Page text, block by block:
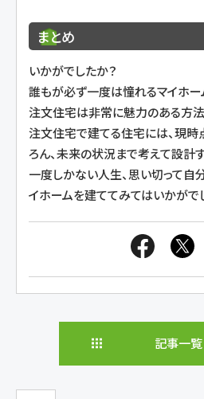
まとめ
いかがでしたか？
誰もが必ず一度は憧れるマイホー
注文住宅は非常に魅力のある方法
注文住宅で建てる住宅には、現時
ろん、未来の状況まで考えて設計
一度しかない人生、思い切って自
イホームを建ててみてはいかがで
記事一覧